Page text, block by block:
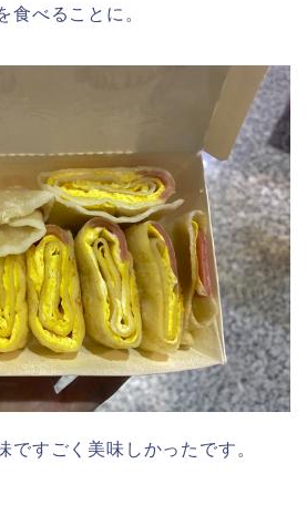
食べることに。
ですごく美味しかったです。